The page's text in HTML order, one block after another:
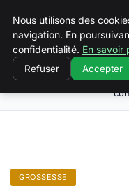
GROSSESSE
Nous utilisons des
navigation. En
confidentialité. En savoir
Refuser Accepter